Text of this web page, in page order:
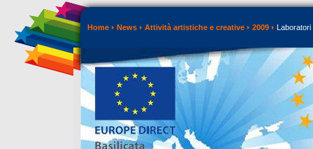
Home News Attività artistiche e creative 2009 Laboratori